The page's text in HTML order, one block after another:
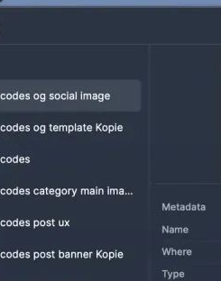
σας συνιστώ ανεπιφύλακτα να το
εάν ταιριάζει στη ροή εργασίας
χρήση μιας παλέτας εντολών,